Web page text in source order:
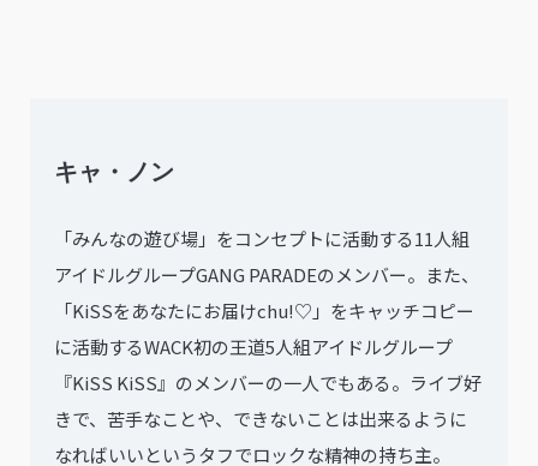
キャ・ノン
「みんなの遊び場」をコンセプトに活動する11人組
アイドルグループGANG PARADEのメンバー。また、
「KiSSをあなたにお届けchu!♡」をキャッチコピー
に活動するWACK初の王道5人組アイドルグループ
『KiSS KiSS』のメンバーの一人でもある。ライブ好
きで、苦手なことや、できないことは出来るように
なればいいというタフでロックな精神の持ち主。